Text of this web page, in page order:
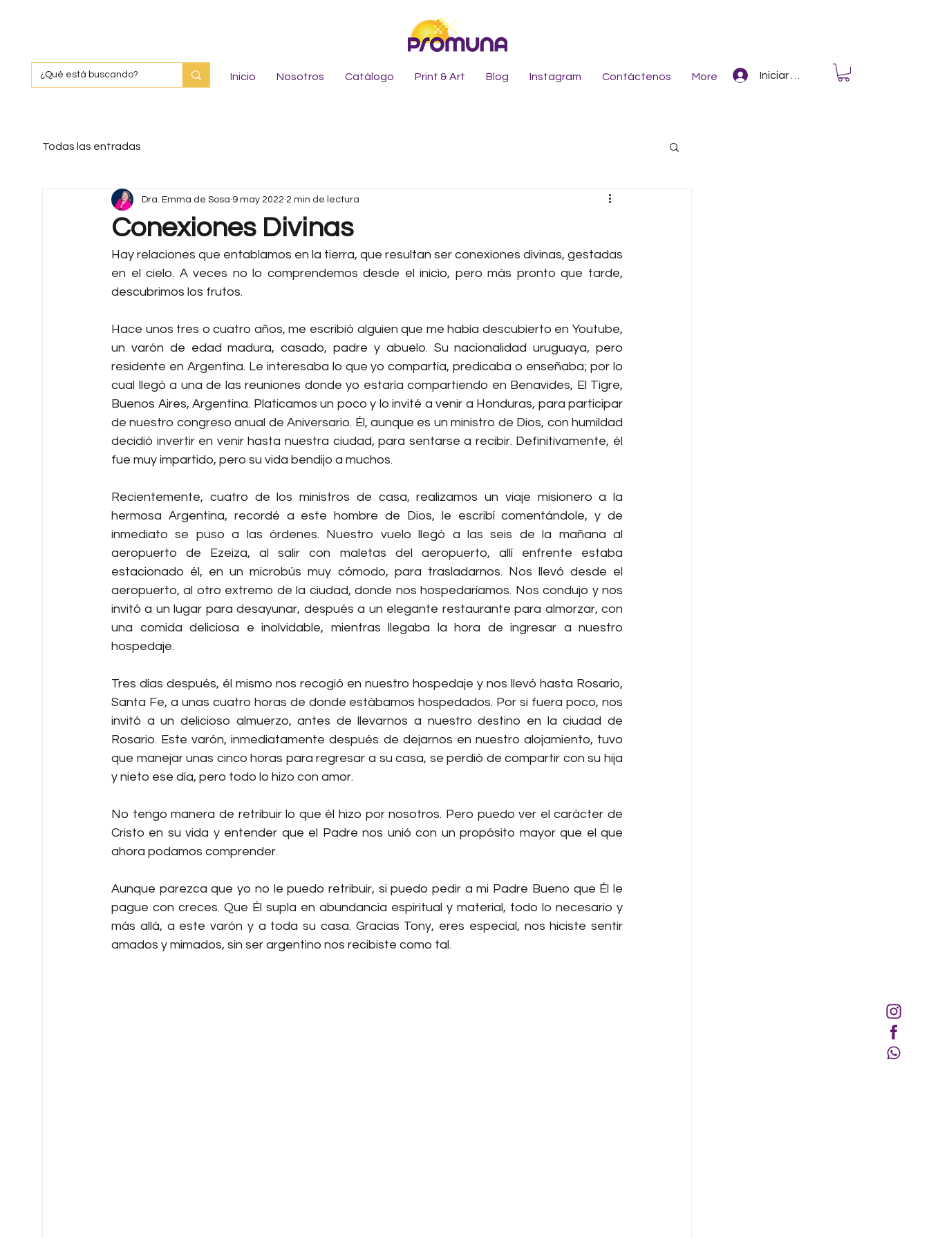
Inicio Nosotros Catálogo Print & Art Blog Instagram Contáctenos More Iniciar Sesión
Todas las entradas
Conexiones Divinas
Dra. Emma de Sosa 9 may 2022 2 min de lectura
Hay relaciones que entablamos en la tierra, que resultan ser conexiones divinas, gestadas
en el cielo. A veces no lo comprendemos desde el inicio, pero más pronto que tarde,
descubrimos los frutos.
Hace unos tres o cuatro años, me escribió alguien que me había descubierto en Youtube,
un varón de edad madura, casado, padre y abuelo. Su nacionalidad uruguaya, pero
residente en Argentina. Le interesaba lo que yo compartía, predicaba o enseñaba; por lo
cual llegó a una de las reuniones donde yo estaría compartiendo en Benavides, El Tigre,
Buenos Aires, Argentina. Platicamos un poco y lo invité a venir a Honduras, para participar
de nuestro congreso anual de Aniversario. Él, aunque es un ministro de Dios, con humildad
decidió invertir en venir hasta nuestra ciudad, para sentarse a recibir. Definitivamente, él
fue muy impartido, pero su vida bendijo a muchos.
Recientemente, cuatro de los ministros de casa, realizamos un viaje misionero a la
hermosa Argentina, recordé a este hombre de Dios, le escribí comentándole, y de
inmediato se puso a las órdenes. Nuestro vuelo llegó a las seis de la mañana al
aeropuerto de Ezeiza, al salir con maletas del aeropuerto, allí enfrente estaba
estacionado él, en un microbús muy cómodo, para trasladarnos. Nos llevó desde el
aeropuerto, al otro extremo de la ciudad, donde nos hospedaríamos. Nos condujo y nos
invitó a un lugar para desayunar, después a un elegante restaurante para almorzar, con
una comida deliciosa e inolvidable, mientras llegaba la hora de ingresar a nuestro
hospedaje.
Tres días después, él mismo nos recogió en nuestro hospedaje y nos llevó hasta Rosario,
Santa Fe, a unas cuatro horas de donde estábamos hospedados. Por si fuera poco, nos
invitó a un delicioso almuerzo, antes de llevarnos a nuestro destino en la ciudad de
Rosario. Este varón, inmediatamente después de dejarnos en nuestro alojamiento, tuvo
que manejar unas cinco horas para regresar a su casa, se perdió de compartir con su hija
y nieto ese día, pero todo lo hizo con amor.
No tengo manera de retribuir lo que él hizo por nosotros. Pero puedo ver el carácter de
Cristo en su vida y entender que el Padre nos unió con un propósito mayor que el que
ahora podamos comprender.
Aunque parezca que yo no le puedo retribuir, si puedo pedir a mi Padre Bueno que Él le
pague con creces. Que Él supla en abundancia espiritual y material, todo lo necesario y
más allá, a este varón y a toda su casa. Gracias Tony, eres especial, nos hiciste sentir
amados y mimados, sin ser argentino nos recibiste como tal.